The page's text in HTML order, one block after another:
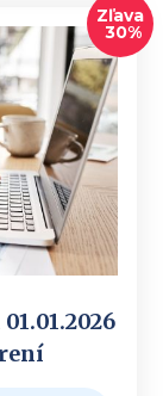
Zľava
30%